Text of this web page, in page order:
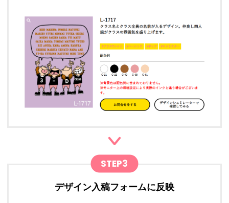
STEP3
デザイン入稿フォームに反映